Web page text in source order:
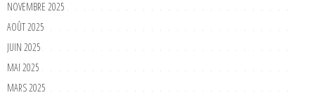
NOVEMBRE 2025
AOÛT 2025
JUIN 2025
MAI 2025
MARS 2025